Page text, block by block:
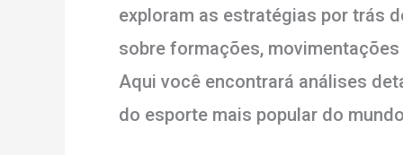
exploram as estratégias por trás
sobre formações,
Aqui você encontrará análises
do esporte mais popular do